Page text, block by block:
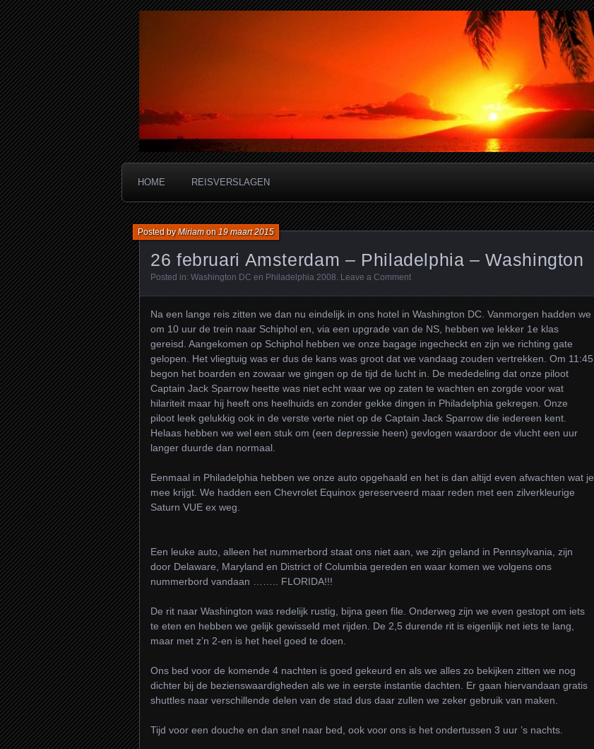
Miriam's reisverslagen
HOME REISVERSLAGEN
26 februari Amsterdam – Philadelphia – Washington
Posted byMiriamon19 maart 2015
Posted in: Washington DC en Philadelphia 2008. Leave a Comment
Na een lange reis zitten we dan nu eindelijk in ons hotel in Washington DC. Vanmorgen hadden we
om 10 uur de trein naar Schiphol en, via een upgrade van de NS, hebben we lekker 1e klas
gereisd. Aangekomen op Schiphol hebben we onze bagage ingecheckt en zijn we richting gate
gelopen. Het vliegtuig was er dus de kans was groot dat we vandaag zouden vertrekken. Om 11:45
begon het boarden en zowaar we gingen op de tijd de lucht in. De mededeling dat onze piloot
Captain Jack Sparrow heette was niet echt waar we op zaten te wachten en zorgde voor wat
hilariteit maar hij heeft ons heelhuids en zonder gekke dingen in Philadelphia gekregen. Onze
piloot leek gelukkig ook in de verste verte niet op de Captain Jack Sparrow die iedereen kent.
Helaas hebben we wel een stuk om (een depressie heen) gevlogen waardoor de vlucht een uur
langer duurde dan normaal.
Eenmaal in Philadelphia hebben we onze auto opgehaald en het is dan altijd even afwachten wat je
mee krijgt. We hadden een Chevrolet Equinox gereserveerd maar reden met een zilverkleurige
Saturn VUE ex weg.
Een leuke auto, alleen het nummerbord staat ons niet aan, we zijn geland in Pennsylvania, zijn
door Delaware, Maryland en District of Columbia gereden en waar komen we volgens ons
nummerbord vandaan …….. FLORIDA!!!
De rit naar Washington was redelijk rustig, bijna geen file. Onderweg zijn we even gestopt om iets
te eten en hebben we gelijk gewisseld met rijden. De 2,5 durende rit is eigenlijk net iets te lang,
maar met z’n 2-en is het heel goed te doen.
Ons bed voor de komende 4 nachten is goed gekeurd en als we alles zo bekijken zitten we nog
dichter bij de bezienswaardigheden als we in eerste instantie dachten. Er gaan hiervandaan gratis
shuttles naar verschillende delen van de stad dus daar zullen we zeker gebruik van maken.
Tijd voor een douche en dan snel naar bed, ook voor ons is het ondertussen 3 uur ’s nachts.